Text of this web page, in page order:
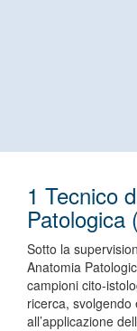
1 Tecnico
Patologica
Sotto la
Anatomia
campioni cito-
ricerca,
all’applicazione